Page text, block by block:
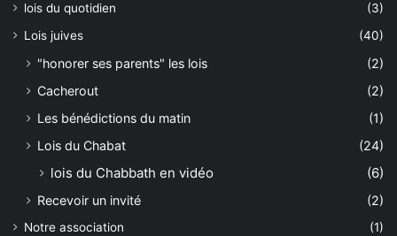
lois du quotidien
(3)
Lois juives
(40)
"honorer ses parents" les lois
(2)
Cacherout
(2)
Les bénédictions du matin
(1)
Lois du Chabat
(24)
lois du Chabbath en vidéo (6)
Recevoir un invité (2)
Notre association
(1)